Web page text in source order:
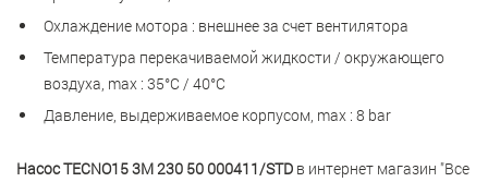
Охлаждение мотора : внешнее за счет вентилятора
Температура перекачиваемой жидкости / окружающего
воздуха, max : 35°С / 40°С
Давление, выдерживаемое корпусом, max : 8 bar
Насос TECNO15 3M 230 50 000411/STD в интернет магазин "Все